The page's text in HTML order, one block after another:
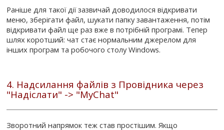
Раніше для такої дії зазвичай доводилося відкривати
меню, зберігати файл, шукати папку завантаження, потім
відкривати файл ще раз вже в потрібній програмі. Тепер
шлях коротший: чат стає нормальним джерелом для
інших програм та робочого столу Windows.
4. Надсилання файлів з Провідника через
"Надіслати" -> "MyChat"
Зворотний напрямок теж став простішим. Якщо